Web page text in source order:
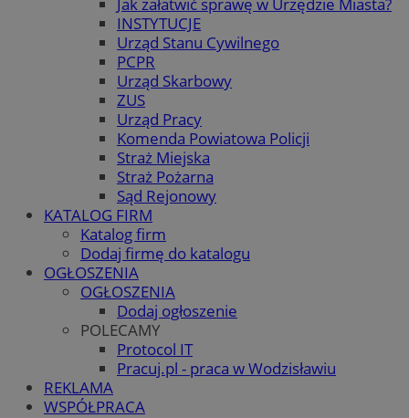
INSTYTUCJE
Urząd Stanu Cywilnego
PCPR
Urząd Skarbowy
ZUS
Urząd Pracy
Komenda Powiatowa Policji
Straż Miejska
Straż Pożarna
Sąd Rejonowy
KATALOG FIRM
Katalog firm
Dodaj firmę do katalogu
OGŁOSZENIA
OGŁOSZENIA
Dodaj ogłoszenie
POLECAMY
Protocol IT
Pracuj.pl - praca w Wodzisławiu
REKLAMA
WSPÓŁPRACA